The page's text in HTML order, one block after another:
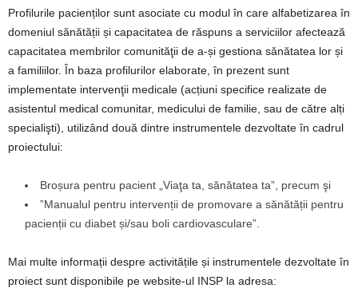
Profilurile pacienților sunt asociate cu modul în care alfabetizarea în
domeniul sănătății și capacitatea de răspuns a serviciilor afectează
capacitatea membrilor comunităţii de a-și gestiona sănătatea lor și
a familiilor. În baza profilurilor elaborate, în prezent sunt
implementate intervenţii medicale (acțiuni specifice realizate de
asistentul medical comunitar, medicului de familie, sau de către alți
specialişti), utilizând două dintre instrumentele dezvoltate în cadrul
proiectului:
Broșura pentru pacient „Viaţa ta, sănătatea ta”, precum şi
”Manualul pentru intervenții de promovare a sănătății pentru
pacienții cu diabet și/sau boli cardiovasculare”.
Mai multe informații despre activitățile și instrumentele dezvoltate în
proiect sunt disponibile pe website-ul INSP la adresa: